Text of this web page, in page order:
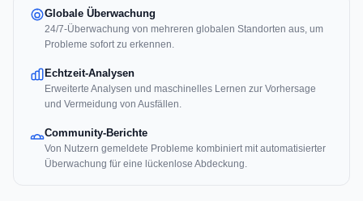
Globale Überwachung
24/7-Überwachung von mehreren globalen Standorten aus, um
Probleme sofort zu erkennen.
Echtzeit-Analysen
Erweiterte Analysen und maschinelles Lernen zur Vorhersage
und Vermeidung von Ausfällen.
Community-Berichte
Von Nutzern gemeldete Probleme kombiniert mit automatisierter
Überwachung für eine lückenlose Abdeckung.